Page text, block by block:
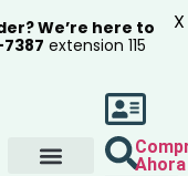
Ahora
We’re here to
extension 115
X